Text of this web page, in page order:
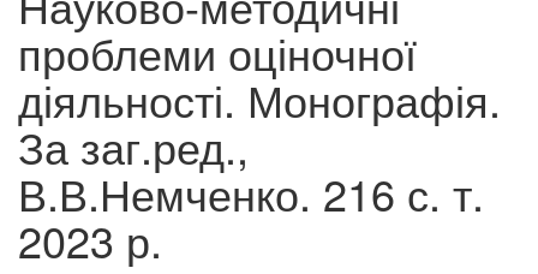
проблеми оціночної
діяльності. Монографія.
За заг.ред.,
В.В.Немченко. 216 с. т.
2023 р.